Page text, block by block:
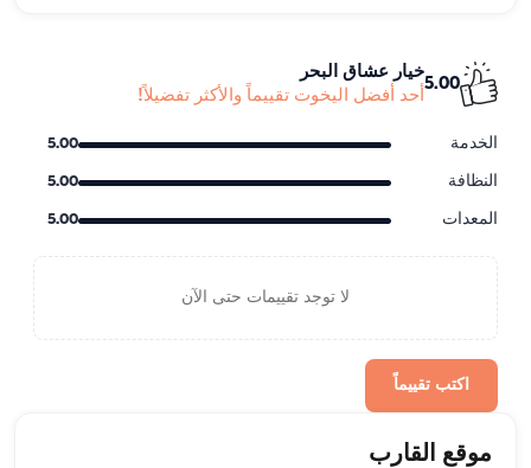
5.00
خيار عشاق البحر
أحد أفضل اليخوت تقييماً والأكثر تفضيلاً!
الخدمة 5.00
النظافة 5.00
المعدات 5.00
لا توجد تقييمات حتى الآن
اكتب تقييماً
موقع القارب